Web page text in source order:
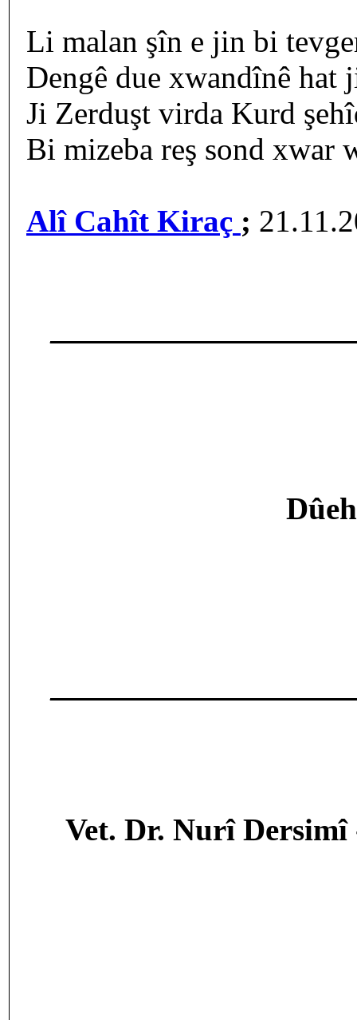
Li malan şîn e jin bi
Dengê due xwandînê hat
Ji Zerduşt virda Kurd
Bi mizeba reş sond xwar
Alî Cahît Kiraç ;
Vet. Dr. Nurî